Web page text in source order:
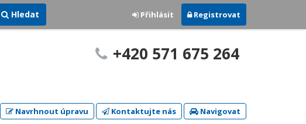
Hledat Přihlásit Registrovat
+420 571 675 264
Navrhnout úpravu Kontaktujte nás Navigovat